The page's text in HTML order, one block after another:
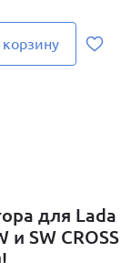
корзину
для Lada
и SW CROSS